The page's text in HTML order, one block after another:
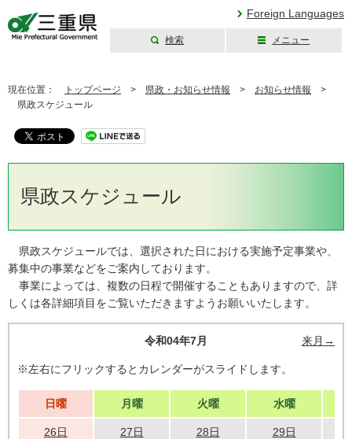
Foreign Languages
検索 メニュー
現在位置： トップページ > 県政・お知らせ情報 > お知らせ情報 >
県政スケジュール
県政スケジュール
県政スケジュールでは、選択された日における実施予定事業や、
募集中の事業などをご案内しております。
事業によっては、複数の日程で開催することもありますので、詳
しくは各詳細項目をご覧いただきますようお願いいたします。
令和04年7月 来月→
※左右にフリックするとカレンダーがスライドします。
日曜 月曜 火曜 水曜
26日 27日 28日 29日